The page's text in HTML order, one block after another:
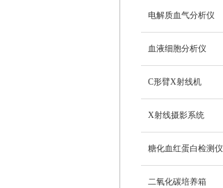
电解质血气分析仪
血液细胞分析仪
C形臂X射线机
X射线摄影系统
糖化血红蛋白检测仪
二氧化碳培养箱